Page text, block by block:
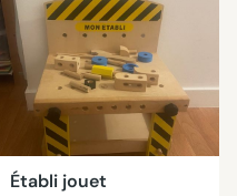
Établi jouet